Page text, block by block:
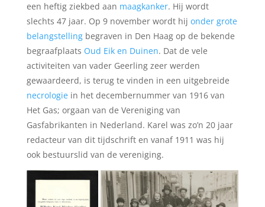
een heftig ziekbed aan maagkanker. Hij wordt
slechts 47 jaar. Op 9 november wordt hij onder grote
belangstellingbegraven in Den Haag op de bekende
begraafplaats Oud Eik en Duinen. Dat de vele
activiteiten van vader Geerling zeer werden
gewaardeerd, is terug te vinden in een uitgebreide
necrologiein het decembernummer van 1916 van
Het Gas; orgaan van de Vereniging van
Gasfabrikanten in Nederland. Karel was zo’n 20 jaar
redacteur van dit tijdschrift en vanaf 1911 was hij
ook bestuurslid van de vereniging.